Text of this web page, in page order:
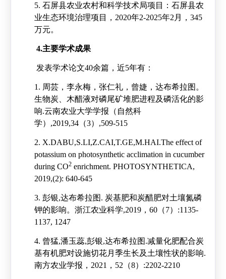
5. 石屏县农业农村和科学技术局项目：石屏县农
业生态环境治理项目， 2020年2-2025年2 月， 345
万元。
4.主要学术成果
发表学术论文40余篇，近5年有：
1. 周芸，李永梅，张仁礼，曾婕，达布希拉图。
生物炭、木醋液对磷尾矿堆肥进程及磷活化的影
响.云南农业大学学报（自然科
学） ,2019,34（3） ,509-515
2. X.DABU,S.LI,Z.CAI,T.GE,M.HAI.The effect of
potassium on photosynthetic acclimation in cucumber
during CO2enrichment. PHOTOSYNTHETICA,
2019,(2): 640-645
3. 彭银,达布希拉图. 炭基肥和炭醋肥对土壤氮磷
钾的影响。浙江农业科学,2019， 60（7） :1135-
1137, 1247
4. 曾猛,潘玉蕊,彭银,达布希拉图.减量化肥配合炭
基有机肥对设施切花月季生长及土壤性状的影响.
南方农业学报， 2021 ， 52 （8） :2202-2210